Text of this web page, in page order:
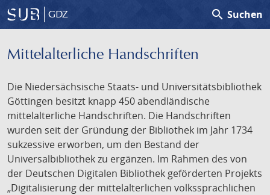
GDZ search Suchen
Mittelalterliche Handschriften
Die Niedersächsische Staats- und Universitätsbibliothek
Göttingen besitzt knapp 450 abendländische
mittelalterliche Handschriften. Die Handschriften
wurden seit der Gründung der Bibliothek im Jahr 1734
sukzessive erworben, um den Bestand der
Universalbibliothek zu ergänzen. Im Rahmen des von
der Deutschen Digitalen Bibliothek geförderten Projekts
„Digitalisierung der mittelalterlichen volkssprachlichen